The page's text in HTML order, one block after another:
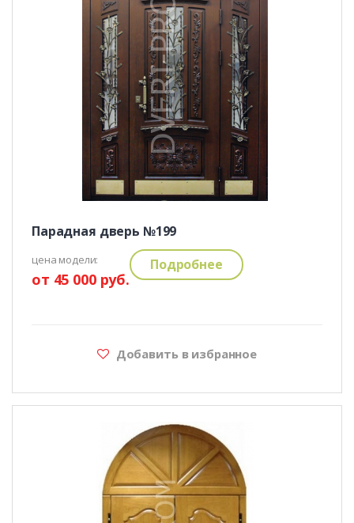
Парадная дверь №199
цена модели:
от 45 000 руб.
Подробнее
Добавить в избранное